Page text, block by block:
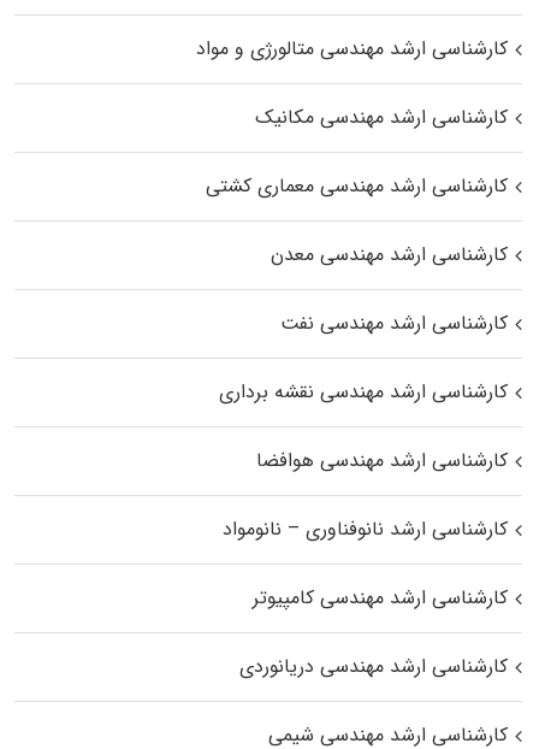
کارشناسی ارشد مهندسی متالورژی و مواد
کارشناسی ارشد مهندسی مکانیک
کارشناسی ارشد مهندسی معماری کشتی
کارشناسی ارشد مهندسی معدن
کارشناسی ارشد مهندسی نفت
کارشناسی ارشد مهندسی نقشه برداری
کارشناسی ارشد مهندسی هوافضا
کارشناسی ارشد نانوفناوری – نانومواد
کارشناسی ارشد مهندسی کامپیوتر
کارشناسی ارشد مهندسی دریانوردی
کارشناسی ارشد مهندسی شیمی